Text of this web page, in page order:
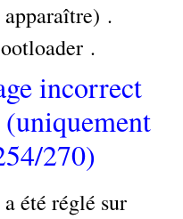
.
.
incorrect
270)
été réglé sur